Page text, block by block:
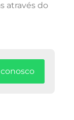
através do